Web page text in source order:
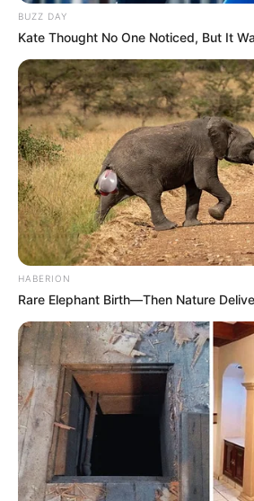
Fonte: festas.site
BUZZ DAY
Kate Thought No One Noticed, But It
HABERION
Rare Elephant Birth—Then Nature